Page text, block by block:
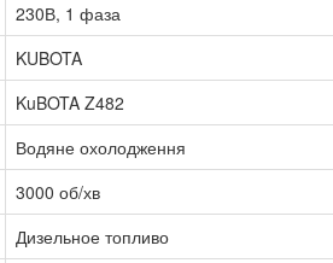
230В, 1 фаза
KUBOTA
KuBOTA Z482
Водяне охолодження
3000 об/хв
Дизельное топливо